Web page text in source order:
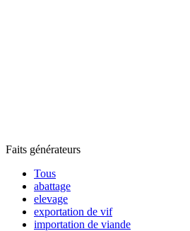
Faits générateurs
Tous
abattage
elevage
exportation de vif
importation de viande